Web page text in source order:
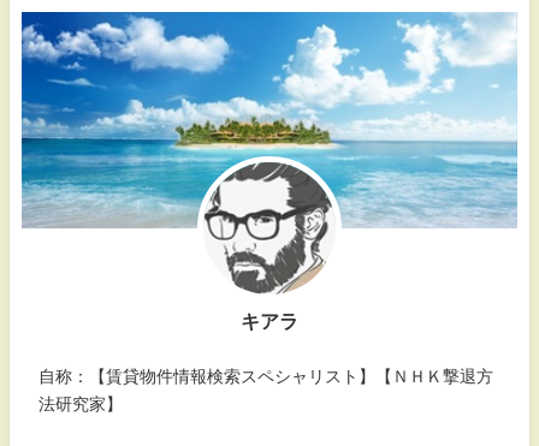
キアラ
自称：【賃貸物件情報検索スペシャリスト】【ＮＨＫ撃退方
法研究家】